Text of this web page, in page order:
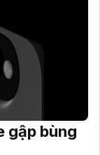
gập bùng